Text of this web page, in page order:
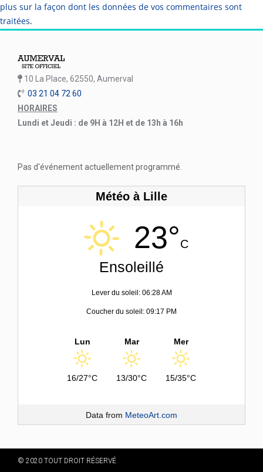
plus sur la façon dont les données de vos commentaires sont
traitées.
10 La Place, 62550, Aumerval
03 21 04 72 60
HORAIRES
Lundi et Jeudi : de 9H à 12H et de 13h à 16h
Pas d'événement actuellement programmé.
Météo à Lille
23°C
Ensoleillé
Lever du soleil: 06:28 AM
Coucher du soleil: 09:17 PM
Lun
16/27°C
Mar
13/30°C
Mer
15/35°C
Data from MeteoArt.com
© 2020 TOUT DROIT RÉSERVÉ